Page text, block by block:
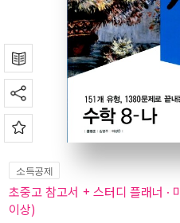
소득공제
초중고 참고서 + 스터디 플래너 ·
이상)